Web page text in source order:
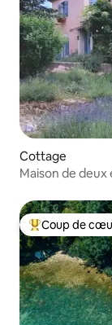
Cottage
Maison de deux
Coups de
Coup de